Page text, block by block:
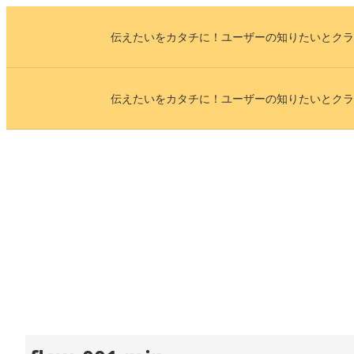
ッ
伝えたいをカタチに！ユーザーの知りたいとク
伝えたいをカタチに！ユーザーの知りたいとク